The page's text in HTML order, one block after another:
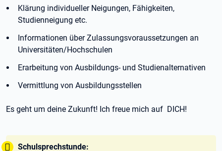
Klärung individueller Neigungen, Fähigkeiten,
Studienneigung etc.
Informationen über Zulassungsvoraussetzungen an
Universitäten/Hochschulen
Erarbeitung von Ausbildungs- und Studienalternativen
Vermittlung von Ausbildungsstellen
Es geht um deine Zukunft! Ich freue mich auf DICH!
Tipp:
Schulsprechstunde: